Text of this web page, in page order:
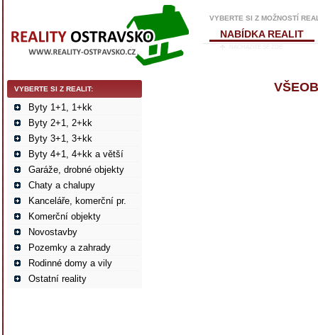
VYBERTE SI Z MOŽNOSTÍ
NABÍDKA REALIT
VYBERTE SI Z REALIT:
Byty 1+1, 1+kk
Byty 2+1, 2+kk
Byty 3+1, 3+kk
Byty 4+1, 4+kk a větší
Garáže, drobné objekty
Chaty a chalupy
Kanceláře, komerční pr.
Komerční objekty
Novostavby
Pozemky a zahrady
Rodinné domy a vily
Ostatní reality